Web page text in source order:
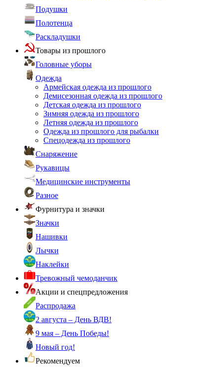
Подушки
Полотенца
Раскладушки
Товары из прошлого
Головные уборы
Одежда
Армейская одежда из прошлого
Демисезонная одежда из прошлого
Детская одежда из прошлого
Зимняя одежда из прошлого
Летняя одежда из прошлого
Одежда из прошлого для рыбалки
Спецодежда из прошлого
Снаряжение
Рукавицы
Медицинские инструменты
Разное
Фурнитура и значки
Значки
Нашивки
Лычки
Наклейки
Тревожный чемоданчик
Акции и спецпредложения
Распродажа
2 августа – День ВДВ!
9 мая – День Победы!
Новый год!
Рекомендуем